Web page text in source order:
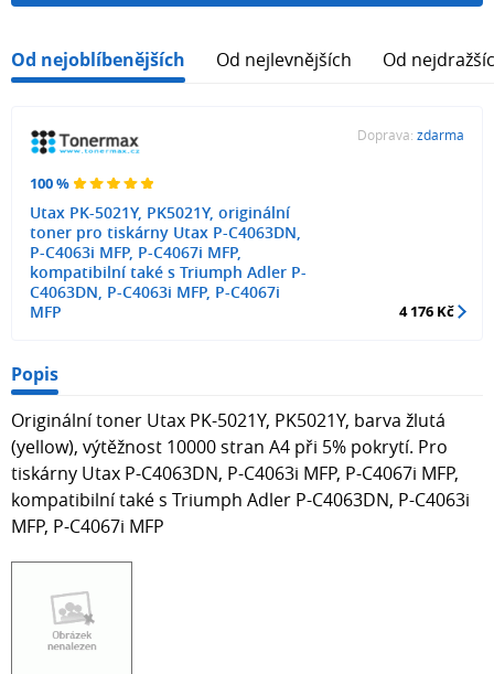
Od nejoblíbenějších Od nejlevnějších Od
100 %
Utax PK-5021Y, PK5021Y, originální
toner pro tiskárny Utax P-C4063DN,
P-C4063i MFP, P-C4067i MFP,
kompatibilní také s Triumph Adler P-
C4063DN, P-C4063i MFP, P-C4067i
MFP
Doprava: zdarma
4 176 Kč
Popis
Originální toner Utax PK-5021Y, PK5021Y, barva žlutá
(yellow), výtěžnost 10000 stran A4 při 5% pokrytí. Pro
tiskárny Utax P-C4063DN, P-C4063i MFP, P-C4067i MFP,
kompatibilní také s Triumph Adler P-C4063DN, P-C4063i
MFP, P-C4067i MFP